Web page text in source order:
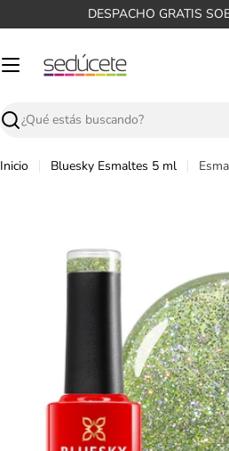
al
DESPACHO GRATIS
Buscar
Inicio Bluesky Esmaltes 5 ml
medios 0 en modal